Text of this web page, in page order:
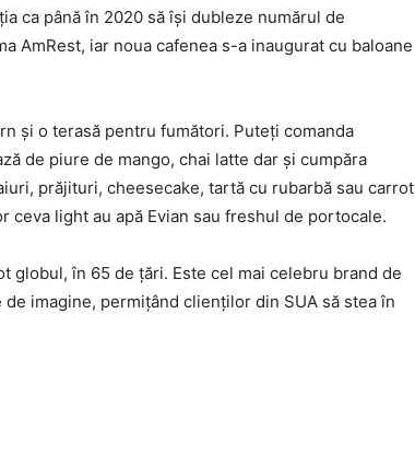
ca până în 2020 să îşi dubleze numărul de
AmRest, iar noua cafenea s-a inaugurat cu baloane
şi o terasă pentru fumători. Puteţi comanda
de piure de mango, chai latte dar şi cumpăra
prăjituri, cheesecake, tartă cu rubarbă sau carrot
ceva light au apă Evian sau freshul de portocale.
globul, în 65 de ţări. Este cel mai celebru brand de
imagine, permiţând clienţilor din SUA să stea în